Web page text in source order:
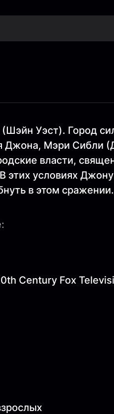
Уэст). Город
Джона, Мэри Сибли
власти,
этих условиях
в этом сражении.
Century Fox